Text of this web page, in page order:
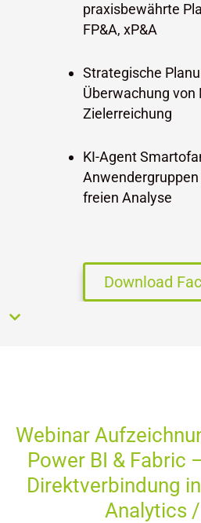
praxisbewährte
FP&A, xP&A
Strategische
Überwachung
Zielerreichung
KI-Agent
freien Analyse
Download
Webinar
Power BI & Fabric
Direktverbindung
Analytics